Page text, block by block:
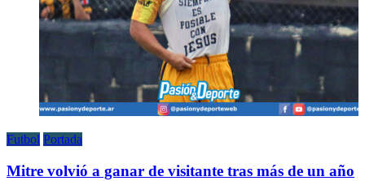
Futbol Portada
Mitre volvió a ganar de visitante tras más de un año